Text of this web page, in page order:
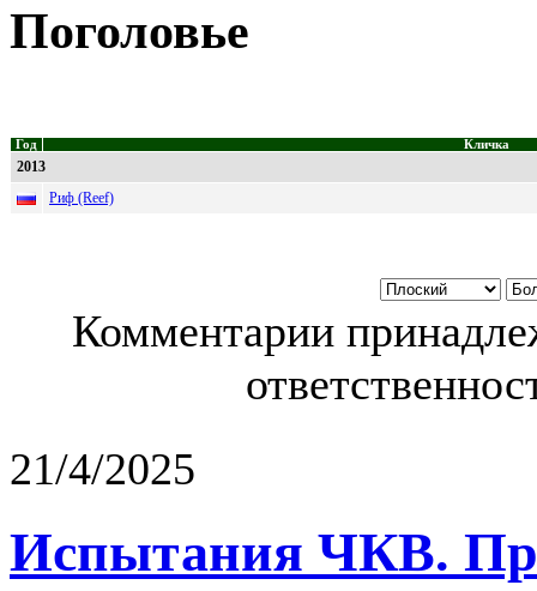
Поголовье
Год Кличка
2013
Риф (Reef)
Комментарии
21/4/2025
Испытания ЧКВ.